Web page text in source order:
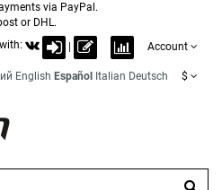
via PayPal.
or DHL.
Account
English Español Italian Deutsch $